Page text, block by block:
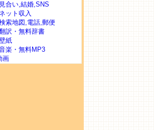
合い,結婚,SNS
ット収入
索地図,電話,郵便
訳・無料辞書
紙
楽・無料MP3
画